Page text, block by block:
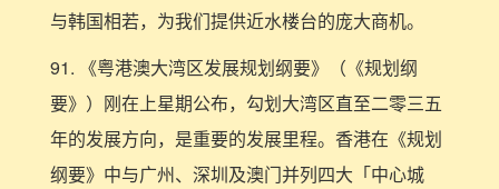
与韩国相若，为我们提供近水楼台的庞大商机。
91. 《粤港澳大湾区发展规划纲要》（《规划纲
要》）刚在上星期公布，勾划大湾区直至二零三五
年的发展方向，是重要的发展里程。香港在《规划
纲要》中与广州、深圳及澳门并列四大「中心城